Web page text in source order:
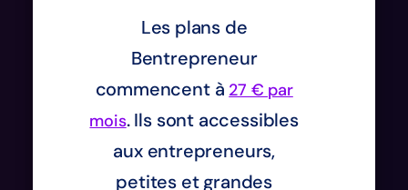
Les plans de
Bentrepreneur
commencent à 27 € par
mois. Ils sont accessibles
aux entrepreneurs,
petites et grandes